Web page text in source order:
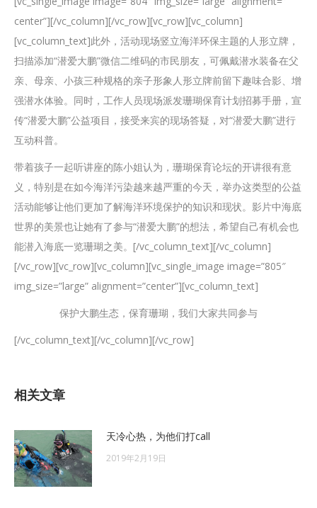
center”][/vc_column][/vc_row][vc_row][vc_column]
[vc_column_text]此外，活动现场竖立海洋环保主题的人形立牌，
扫描添加“潜爱大鹏”微信二维码的市民朋友，可佩戴潜水装备在父
亲、母亲、小孩三种规格的亲子形象人形立牌前留下趣味合影、增
强潜水体验。同时，工作人员现场派发珊瑚保育计划招募手册，宣
传“潜爱大鹏”公益项目，接受来宾的现场答疑，对“潜爱大鹏”进行
互动科普。
带着孩子一起听讲座的陈小姐认为，珊瑚保育论坛的开讲很有意
义，特别是在如今海洋污染越来越严重的今天，举办这类型的公益
活动能够让他们更加了解海洋环境保护的知识和现状。影片中海底
世界的美景也让她有了参与“潜爱大鹏”的想法，希望自己有机会也
能潜入海底一览珊瑚之美。[/vc_column_text][/vc_column]
[/vc_row][vc_row][vc_column][vc_single_image image=”805″
img_size=”large” alignment=”center”][vc_column_text]
保护大鹏生态，保育珊瑚，我们大家共同参与
[/vc_column_text][/vc_column][/vc_row]
相关文章
天冷心热，为他们打call
2019年2月19日